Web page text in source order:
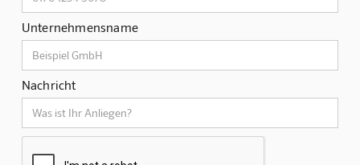
Unternehmensname
Nachricht